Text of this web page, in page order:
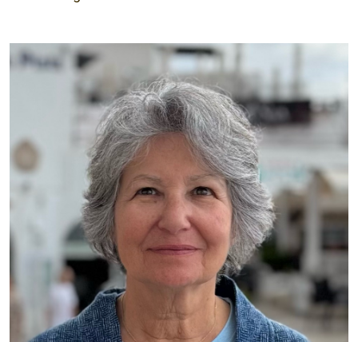
Mentions légales
Questions et Réponses